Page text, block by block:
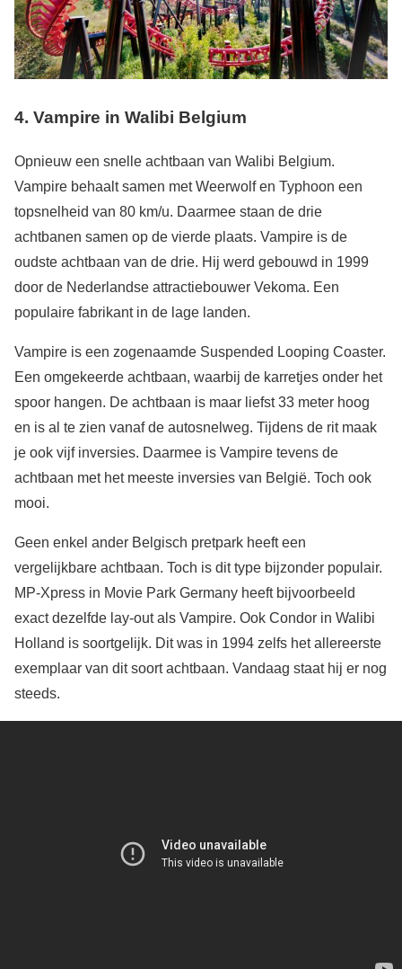
4. Vampire in Walibi Belgium
Opnieuw een snelle achtbaan van Walibi Belgium.
Vampire behaalt samen met Weerwolf en Typhoon een
topsnelheid van 80 km/u. Daarmee staan de drie
achtbanen samen op de vierde plaats. Vampire is de
oudste achtbaan van de drie. Hij werd gebouwd in 1999
door de Nederlandse attractiebouwer Vekoma. Een
populaire fabrikant in de lage landen.
Vampire is een zogenaamde Suspended Looping Coaster.
Een omgekeerde achtbaan, waarbij de karretjes onder het
spoor hangen. De achtbaan is maar liefst 33 meter hoog
en is al te zien vanaf de autosnelweg. Tijdens de rit maak
je ook vijf inversies. Daarmee is Vampire tevens de
achtbaan met het meeste inversies van België. Toch ook
mooi.
Geen enkel ander Belgisch pretpark heeft een
vergelijkbare achtbaan. Toch is dit type bijzonder populair.
MP-Xpress in Movie Park Germany heeft bijvoorbeeld
exact dezelfde lay-out als Vampire. Ook Condor in Walibi
Holland is soortgelijk. Dit was in 1994 zelfs het allereerste
exemplaar van dit soort achtbaan. Vandaag staat hij er nog
steeds.